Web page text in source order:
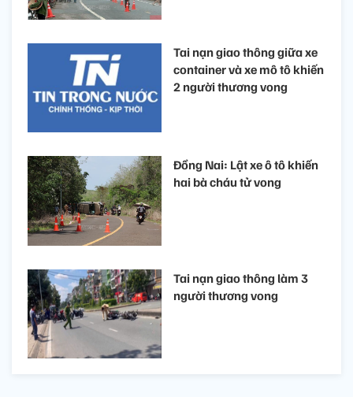
Tai nạn giao thông giữa xe
container và xe mô tô khiến
2 người thương vong
Đồng Nai: Lật xe ô tô khiến
hai bà cháu tử vong
Tai nạn giao thông làm 3
người thương vong